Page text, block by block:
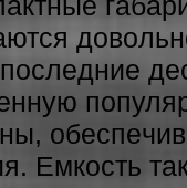
Eмкocть